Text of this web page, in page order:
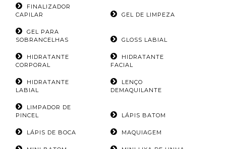
FINALIZADOR
CAPILAR
GEL DE LIMPEZA
GEL PARA
SOBRANCELHAS
GLOSS LABIAL
HIDRATANTE
CORPORAL
HIDRATANTE
FACIAL
HIDRATANTE
LABIAL
LENÇO
DEMAQUILANTE
LIMPADOR DE
PINCEL
LÁPIS BATOM
LÁPIS DE BOCA MAQUIAGEM